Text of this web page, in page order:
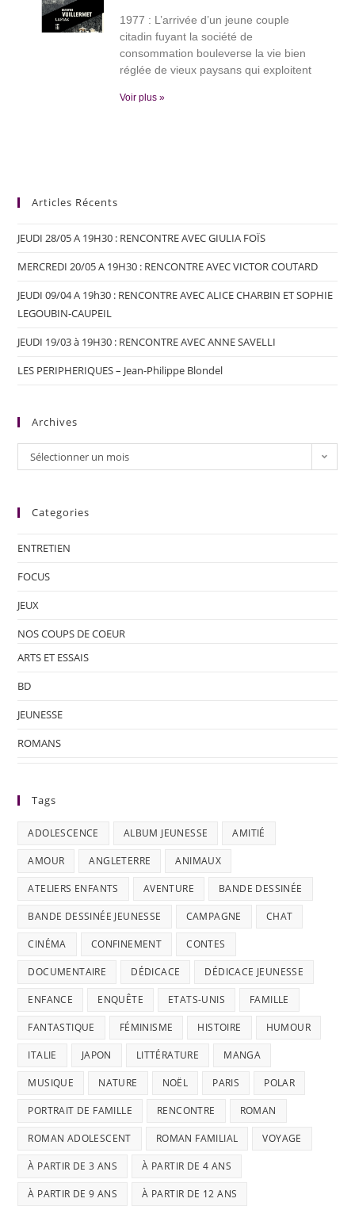
1977 : L’arrivée d’un jeune couple
citadin fuyant la société de
consommation bouleverse la vie bien
réglée de vieux paysans qui exploitent
Voir plus »
Articles Récents
JEUDI 28/05 A 19H30 : RENCONTRE AVEC GIULIA FOÏS
MERCREDI 20/05 A 19H30 : RENCONTRE AVEC VICTOR COUTARD
JEUDI 09/04 A 19h30 : RENCONTRE AVEC ALICE CHARBIN ET SOPHIE
LEGOUBIN-CAUPEIL
JEUDI 19/03 à 19H30 : RENCONTRE AVEC ANNE SAVELLI
LES PERIPHERIQUES – Jean-Philippe Blondel
Archives
Sélectionner un mois
Categories
ENTRETIEN
FOCUS
JEUX
NOS COUPS DE COEUR
ARTS ET ESSAIS
BD
JEUNESSE
ROMANS
Tags
ADOLESCENCE ALBUM JEUNESSE AMITIÉ
AMOUR ANGLETERRE ANIMAUX
ATELIERS ENFANTS AVENTURE BANDE DESSINÉE
BANDE DESSINÉE JEUNESSE CAMPAGNE CHAT
CINÉMA CONFINEMENT CONTES
DOCUMENTAIRE DÉDICACE DÉDICACE JEUNESSE
ENFANCE ENQUÊTE ETATS-UNIS FAMILLE
FANTASTIQUE FÉMINISME HISTOIRE HUMOUR
ITALIE JAPON LITTÉRATURE MANGA
MUSIQUE NATURE NOËL PARIS POLAR
PORTRAIT DE FAMILLE RENCONTRE ROMAN
ROMAN ADOLESCENT ROMAN FAMILIAL VOYAGE
À PARTIR DE 3 ANS À PARTIR DE 4 ANS
À PARTIR DE 9 ANS À PARTIR DE 12 ANS